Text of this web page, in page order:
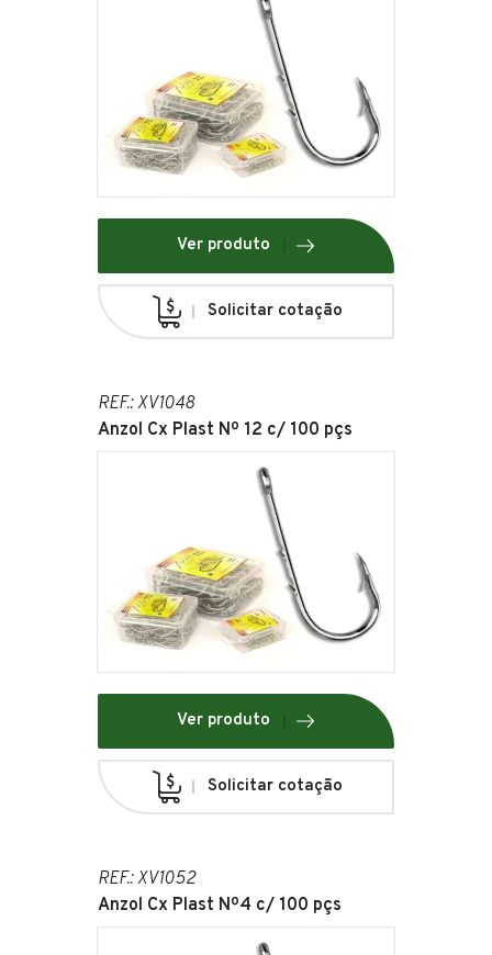
Ver produto
Solicitar cotação
REF.: XV1048
Anzol Cx Plast Nº 12 c/ 100 pçs
Ver produto
Solicitar cotação
REF.: XV1052
Anzol Cx Plast Nº4 c/ 100 pçs